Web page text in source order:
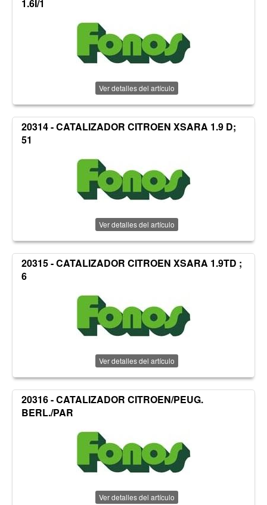
1.6I/1
Ver detalles del artículo
20314 - CATALIZADOR CITROEN XSARA 1.9 D;
51
Ver detalles del artículo
20315 - CATALIZADOR CITROEN XSARA 1.9TD ;
6
Ver detalles del artículo
20316 - CATALIZADOR CITROEN/PEUG.
BERL./PAR
Ver detalles del artículo